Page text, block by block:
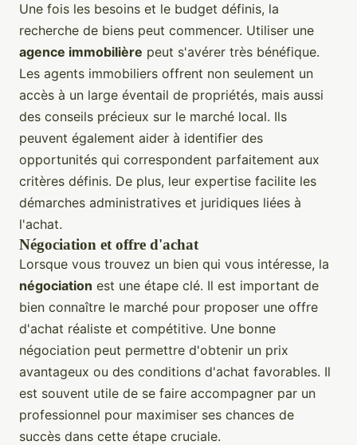
Une fois les besoins et le budget définis, la
recherche de biens peut commencer. Utiliser une
agence immobilière peut s'avérer très bénéfique.
Les agents immobiliers offrent non seulement un
accès à un large éventail de propriétés, mais aussi
des conseils précieux sur le marché local. Ils
peuvent également aider à identifier des
opportunités qui correspondent parfaitement aux
critères définis. De plus, leur expertise facilite les
démarches administratives et juridiques liées à
l'achat.
Négociation et offre d'achat
Lorsque vous trouvez un bien qui vous intéresse, la
négociation est une étape clé. Il est important de
bien connaître le marché pour proposer une offre
d'achat réaliste et compétitive. Une bonne
négociation peut permettre d'obtenir un prix
avantageux ou des conditions d'achat favorables. Il
est souvent utile de se faire accompagner par un
professionnel pour maximiser ses chances de
succès dans cette étape cruciale.